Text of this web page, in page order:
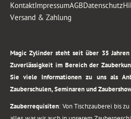
KontaktImpressumAGBDatenschutz
Versand & Zahlung
Magic Zylinder steht seit über 35
Zuverlässigkeit im Bereich der
Sie viele Informationen zu uns als
Zauberschulen, Seminaren und
Zauberrequisiten: Von Tischzauberei bis